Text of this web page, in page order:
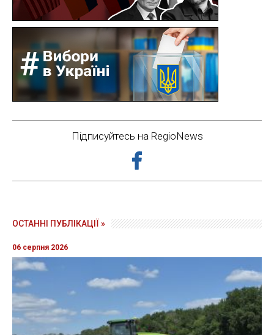
Підписуйтесь на RegioNews
ОСТАННІ ПУБЛІКАЦІЇ »
06 серпня 2026